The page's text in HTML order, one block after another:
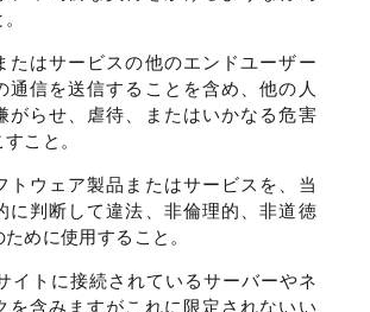
たはサービスの他のエンドユーザー
通信を送信することを含め、他の人
がらせ、虐待、またはいかなる危害
こと。
トウェア製品またはサービスを、当
に判断して違法、非倫理的、非道徳
めに使用すること。
イトに接続されているサーバーやネ